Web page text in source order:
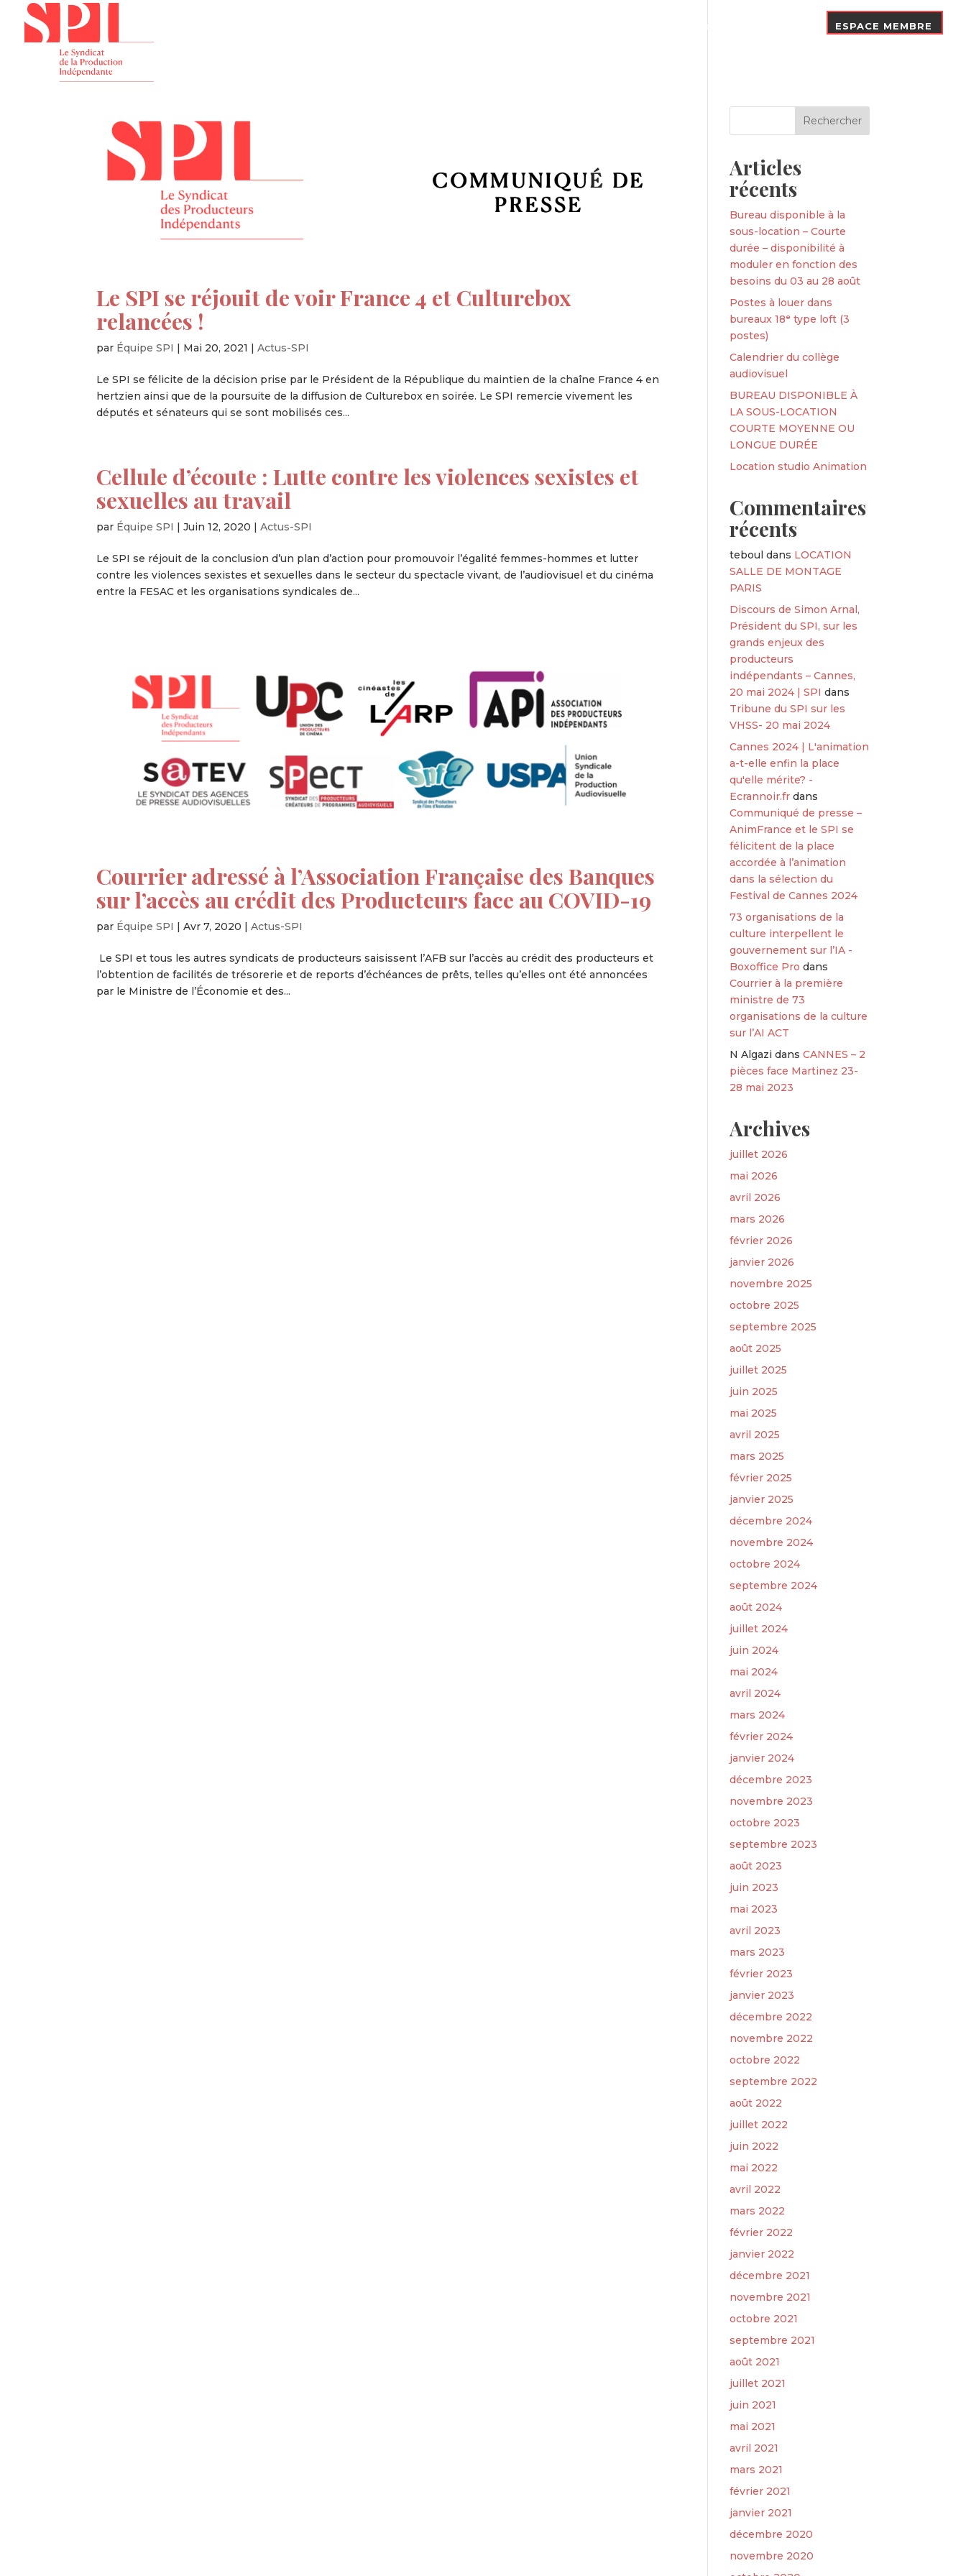
Nos Adhérents ESPACE MEMBRE
Le SPI se réjouit de voir France 4 et Culturebox
relancées !
par Équipe SPI | Mai 20, 2021 |Actus-SPI
Le SPI se félicite de la décision prise par le Président de la République du maintien de la chaîne France 4 en
hertzien ainsi que de la poursuite de la diffusion de Culturebox en soirée. Le SPI remercie vivement les
députés et sénateurs qui se sont mobilisés ces...
Cellule d’écoute : Lutte contre les violences sexistes et
sexuelles au travail
par Équipe SPI |Juin 12, 2020 |Actus-SPI
Le SPI se réjouit de la conclusion d’un plan d’action pour promouvoir l’égalité femmes-hommes et lutter
contre les violences sexistes et sexuelles dans le secteur du spectacle vivant, de l’audiovisuel et du cinéma
entre la FESAC et les organisations syndicales de...
Courrier adressé à l’Association Française des Banques
sur l’accès au crédit des Producteurs face au COVID-19
par Équipe SPI |Avr 7, 2020 |Actus-SPI
Le SPI et tous les autres syndicats de producteurs saisissent l’AFB sur l’accès au crédit des producteurs et
l’obtention de facilités de trésorerie et de reports d’échéances de prêts, telles qu’elles ont été annoncées
par le Ministre de l’Économie et des...
Articles
récents
Bureau disponible à la
sous-location – Courte
durée – disponibilité à
moduler en fonction des
besoins du 03 au 28 août
Postes à louer dans
bureaux 18ᵉ type loft (3
postes)
Calendrier du collège
audiovisuel
BUREAU DISPONIBLE À
LA SOUS-LOCATION
COURTE MOYENNE OU
LONGUE DURÉE
Location studio Animation
Commentaires
récents
teboul dans LOCATION
SALLE DE MONTAGE
PARIS
Discours de Simon Arnal,
Président du SPI, sur les
grands enjeux des
producteurs
indépendants – Cannes,
20 mai 2024 | SPI dans
Tribune du SPI sur les
VHSS- 20 mai 2024
Cannes 2024 | L'animation
a-t-elle enfin la place
qu'elle mérite? -
Ecrannoir.fr dans
Communiqué de presse –
AnimFrance et le SPI se
félicitent de la place
accordée à l’animation
dans la sélection du
Festival de Cannes 2024
73 organisations de la
culture interpellent le
gouvernement sur l’IA -
Boxoffice Pro dans
Courrier à la première
ministre de 73
organisations de la culture
sur l’AI ACT
N Algazi dansCANNES – 2
pièces face Martinez 23-
28 mai 2023
Archives
juillet 2026
mai 2026
avril 2026
mars 2026
février 2026
janvier 2026
novembre 2025
octobre 2025
septembre 2025
août 2025
juillet 2025
juin 2025
mai 2025
avril 2025
mars 2025
février 2025
janvier 2025
décembre 2024
novembre 2024
octobre 2024
septembre 2024
août 2024
juillet 2024
juin 2024
mai 2024
avril 2024
mars 2024
février 2024
janvier 2024
décembre 2023
novembre 2023
octobre 2023
septembre 2023
août 2023
juin 2023
mai 2023
avril 2023
mars 2023
février 2023
janvier 2023
décembre 2022
novembre 2022
octobre 2022
septembre 2022
août 2022
juillet 2022
juin 2022
mai 2022
avril 2022
mars 2022
février 2022
janvier 2022
décembre 2021
novembre 2021
octobre 2021
septembre 2021
août 2021
juillet 2021
juin 2021
mai 2021
avril 2021
mars 2021
février 2021
janvier 2021
décembre 2020
novembre 2020